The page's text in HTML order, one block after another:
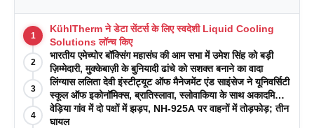
1
KühlTherm ने डेटा सेंटर्स के लिए स्वदेशी Liquid Cooling
Solutions लॉन्च किए
2
भारतीय एमेच्योर बॉक्सिंग महासंघ की आम सभा में उमेश सिंह को बड़ी
ज़िम्मेदारी, मुक्केबाज़ी के बुनियादी ढांचे को सशक्त बनाने का वादा
3
लिंग्यास ललिता देवी इंस्टीट्यूट ऑफ मैनेजमेंट एंड साइंसेज ने यूनिवर्सिटी
स्कूल ऑफ इकोनॉमिक्स, ब्रातिस्लावा, स्लोवाकिया के साथ अकादमिक
पत्रिकाओं में प्रकाशन रणनीतियों पर एक दिवसीय कार्यशाला का
आयोजन किया
4
वेड़िया गांव में दो पक्षों में झड़प, NH-925A पर वाहनों में तोड़फोड़; तीन
घायल